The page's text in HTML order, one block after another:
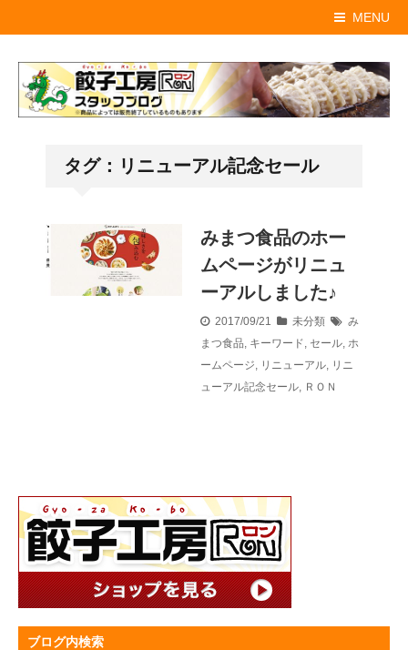
MENU
タグ：リニューアル記念セール
みまつ食品のホー
ムページがリニュ
ーアルしました♪
2017/09/21 未分類
み
まつ食品 キーワード セール ホ
ームページ
リニューアル
リニ
ューアル記念セール
ＲＯＮ
ブログ内検索